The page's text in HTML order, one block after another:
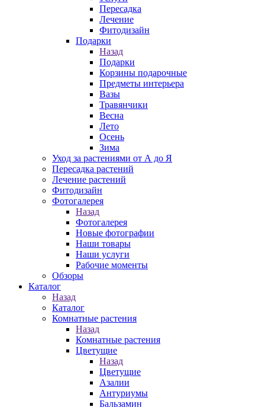
Пересадка
Лечение
Фитодизайн
Подарки
Назад
Подарки
Корзины подарочные
Предметы интерьера
Вазы
Травянчики
Весна
Лето
Осень
Зима
Уход за растениями от А до Я
Пересадка растений
Лечение растений
Фитодизайн
Фотогалерея
Назад
Фотогалерея
Новые фотографии
Наши товары
Наши услуги
Рабочие моменты
Обзоры
Каталог
Назад
Каталог
Комнатные растения
Назад
Комнатные растения
Цветущие
Назад
Цветущие
Азалии
Антуриумы
Бальзамин